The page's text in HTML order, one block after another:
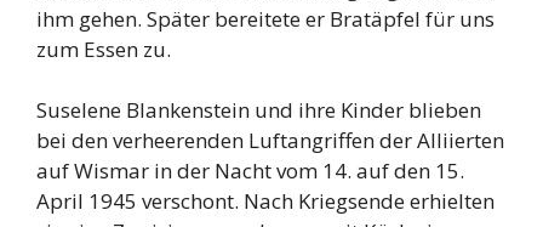
ihm gehen. Später bereitete er Bratäpfel für uns
zum Essen zu.
Suselene Blankenstein und ihre Kinder blieben
bei den verheerenden Luftangriffen der Alliierten
auf Wismar in der Nacht vom 14. auf den 15.
April 1945 verschont. Nach Kriegsende erhielten